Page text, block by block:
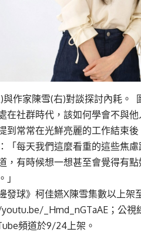
與作家陳雪(右)對談探討內耗。
在社群時代，該如何學會不與
到常常在光鮮亮麗的工作結束
「每天我們這麼看重的這些焦
，有時候想一想甚至會覺得有
發球》柯佳嬿X陳雪集數以上
_Hmd_nGTaAE ；公
頻道於9/24上架。